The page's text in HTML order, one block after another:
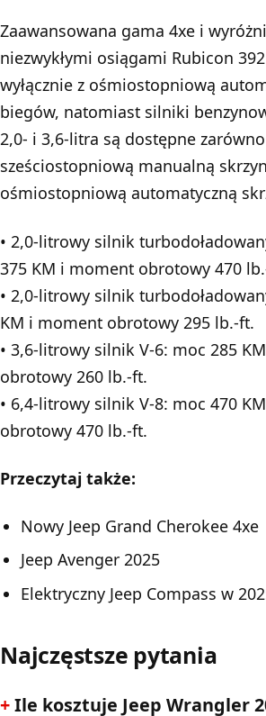
Zaawansowana gama 4xe i
niezwykłymi osiągami Rubicon
wyłącznie z ośmiostopniową
biegów, natomiast silniki
2,0- i 3,6-litra są dostępne
sześciostopniową manualną
ośmiostopniową automatyczną
• 2,0-litrowy silnik
375 KM i moment obrotowy 470
• 2,0-litrowy silnik
KM i moment obrotowy 295 lb.-ft.
• 3,6-litrowy silnik V-6: moc 285
obrotowy 260 lb.-ft.
• 6,4-litrowy silnik V-8: moc 470
obrotowy 470 lb.-ft.
Przeczytaj także:
Nowy Jeep Grand Cherokee 4xe
Jeep Avenger 2025
Elektryczny Jeep Compass w
Najczęstsze pytania
Ile kosztuje Jeep Wrangler